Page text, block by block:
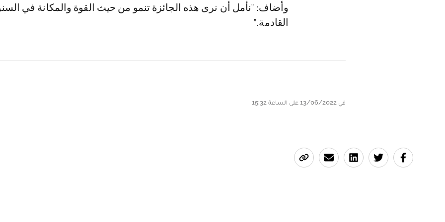
وأضاف: "نأمل أن نرى هذه الجائزة تنمو من حيث القوة والمكانة في
القادمة."
في 13/06/2022 على الساعة 15:32